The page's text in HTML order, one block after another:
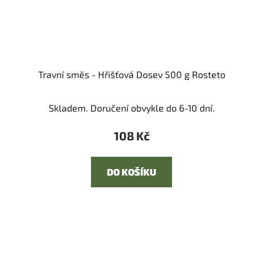
Travní směs - Hřišťová Dosev 500 g Rosteto
Skladem. Doručení obvykle do 6-10 dní.
108 Kč
DO KOŠÍKU